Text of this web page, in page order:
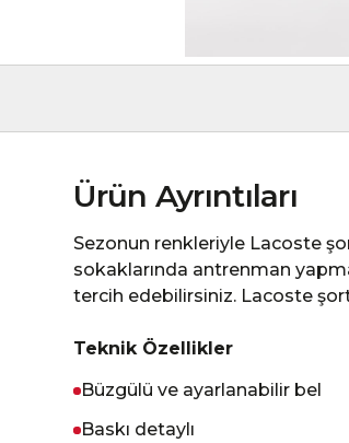
Ürün Ayrıntıları
Sezonun renkleriyle Lacoste
sokaklarında antrenman
tercih edebilirsiniz. Lacoste
Teknik Özellikler
Büzgülü ve ayarlanabilir bel
Baskı detaylı